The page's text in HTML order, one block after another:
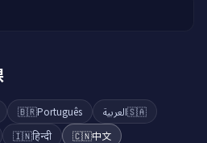
🇧🇷Português 🇸🇦العربية
🇮🇳हिन्दी 🇨🇳中文